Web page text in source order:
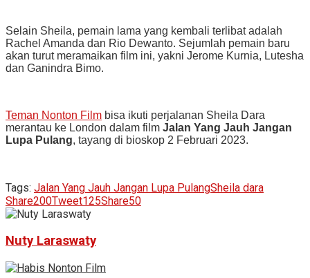
Selain Sheila, pemain lama yang kembali terlibat adalah
Rachel Amanda dan Rio Dewanto. Sejumlah pemain baru
akan turut meramaikan film ini, yakni Jerome Kurnia, Lutesha
dan Ganindra Bimo.
Teman Nonton Film bisa ikuti perjalanan Sheila Dara
merantau ke London dalam film Jalan Yang Jauh Jangan
Lupa Pulang, tayang di bioskop 2 Februari 2023.
Tags: Jalan Yang Jauh Jangan Lupa PulangSheila dara
Share200Tweet125Share50
Nuty Laraswaty